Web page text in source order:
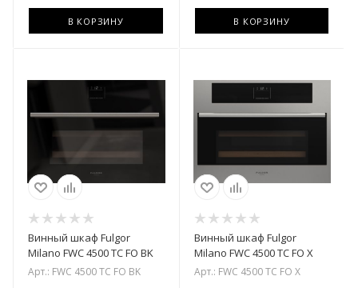
В КОРЗИНУ В КОРЗИНУ
Винный шкаф Fulgor
Milano FWC 4500 TC FO BK
Арт.: FWC 4500 TC FO BK
Винный шкаф Fulgor
Milano FWC 4500 TC FO X
Арт.: FWC 4500 TC FO X